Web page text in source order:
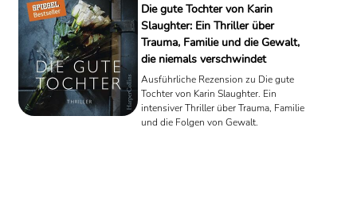
Die gute Tochter von Karin
Slaughter: Ein Thriller über
Trauma, Familie und die Gewalt,
die niemals verschwindet
Ausführliche Rezension zu Die gute
Tochter von Karin Slaughter. Ein
intensiver Thriller über Trauma, Familie
und die Folgen von Gewalt.